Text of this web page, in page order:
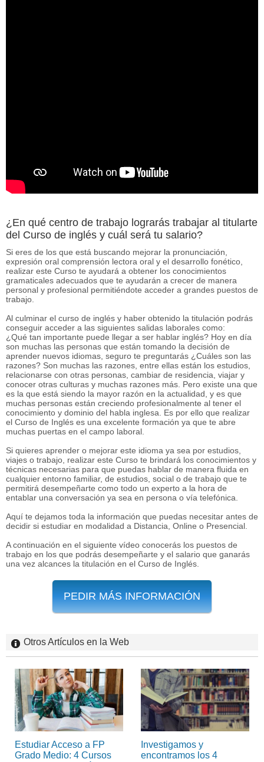
¿En qué centro de trabajo lograrás trabajar al titularte
del Curso de inglés y cuál será tu salario?
Si eres de los que está buscando mejorar la pronunciación,
expresión oral comprensión lectora oral y el desarrollo fonético,
realizar este Curso te ayudará a obtener los conocimientos
gramaticales adecuados que te ayudarán a crecer de manera
personal y profesional permitiéndote acceder a grandes puestos de
trabajo.
Al culminar el curso de inglés y haber obtenido la titulación podrás
conseguir acceder a las siguientes salidas laborales como:
¿Qué tan importante puede llegar a ser hablar inglés? Hoy en día
son muchas las personas que están tomando la decisión de
aprender nuevos idiomas, seguro te preguntarás ¿Cuáles son las
razones? Son muchas las razones, entre ellas están los estudios,
relacionarse con otras personas, cambiar de residencia, viajar y
conocer otras culturas y muchas razones más. Pero existe una que
es la que está siendo la mayor razón en la actualidad, y es que
muchas personas están creciendo profesionalmente al tener el
conocimiento y dominio del habla inglesa. Es por ello que realizar
el Curso de Inglés es una excelente formación ya que te abre
muchas puertas en el campo laboral.
Si quieres aprender o mejorar este idioma ya sea por estudios,
viajes o trabajo, realizar este Curso te brindará los conocimientos y
técnicas necesarias para que puedas hablar de manera fluida en
cualquier entorno familiar, de estudios, social o de trabajo que te
permitirá desempeñarte como todo un experto a la hora de
entablar una conversación ya sea en persona o vía telefónica.
Aquí te dejamos toda la información que puedas necesitar antes de
decidir si estudiar en modalidad a Distancia, Online o Presencial.
A continuación en el siguiente vídeo conocerás los puestos de
trabajo en los que podrás desempeñarte y el salario que ganarás
una vez alcances la titulación en el Curso de Inglés.
PEDIR MÁS INFORMACIÓN
Otros Artículos en la Web
Estudiar Acceso a FP
Grado Medio: 4 Cursos
Investigamos y
encontramos los 4